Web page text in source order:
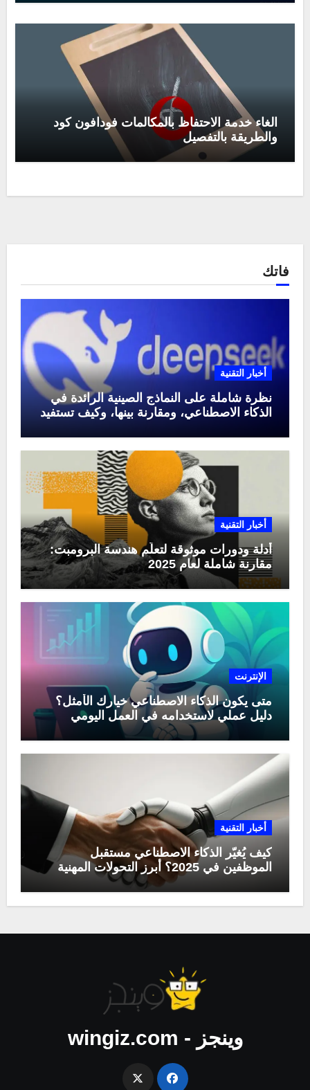
الغاء خدمة الاحتفاظ بالمكالمات فودافون كود
والطريقة بالتفصيل
فاتك
أخبار التقنية
نظرة شاملة على النماذج الصينية الرائدة في
الذكاء الاصطناعي، ومقارنة بينها، وكيف تستفيد
أخبار التقنية
أدلة ودورات موثوقة لتعلّم هندسة البرومبت:
مقارنة شاملة لعام 2025
الإنترنت
متى يكون الذكاء الاصطناعي خيارك الأمثل؟
دليل عملي لاستخدامه في العمل اليومي
أخبار التقنية
كيف يُغيّر الذكاء الاصطناعي مستقبل
الموظفين في 2025؟ أبرز التحولات المهنية
وينجز - wingiz.com